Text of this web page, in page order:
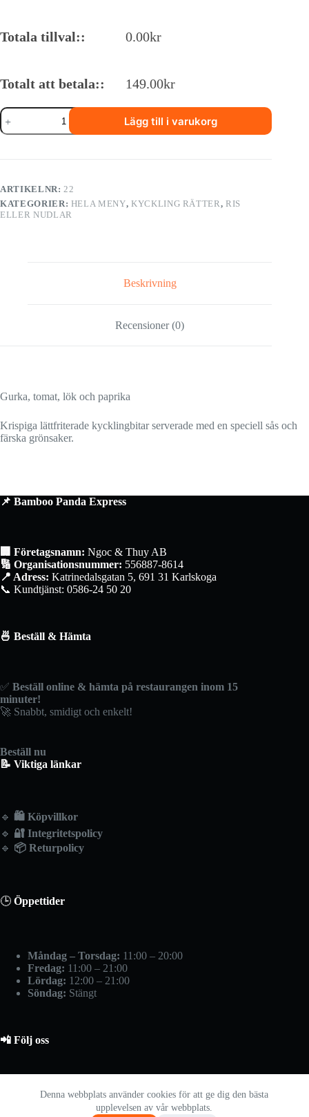
Denna webbplats använder cookies för att ge dig den bästa
upplevelsen av vår webbplats.
Totala tillval:: 0.00kr
Totalt att betala:: 149.00kr
22.
Lätt
friterade
mängd
Lägg till i varukorg
ARTIKELNR:22
KATEGORIER: HELA MENY, KYCKLING RÄTTER,RIS
ELLER NUDLAR
Beskrivning
Recensioner (0)
Gurka, tomat, lök och paprika
Krispiga lättfriterade kycklingbitar serverade med en speciell sås och
färska grönsaker.
📌 Bamboo Panda Express
🏢 Företagsnamn: Ngoc & Thuy AB
🔢 Organisationsnummer: 556887-8614
📍 Adress: Katrinedalsgatan 5, 691 31 Karlskoga
📞 Kundtjänst: 0586-24 50 20
🍜 Beställ & Hämta
✅ Beställ online & hämta på restaurangen inom 15
minuter!
🚀 Snabbt, smidigt och enkelt!
Beställ nu
📝 Viktiga länkar
🔹 🛍️ Köpvillkor
🔹 🔐 Integritetspolicy
🔹 📦 Returpolicy
🕒 Öppettider
Måndag – Torsdag: 11:00 – 20:00
Fredag: 11:00 – 21:00
Lördag: 12:00 – 21:00
Söndag: Stängt
📲 Följ oss
📷 Instagram